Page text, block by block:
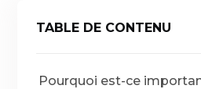
TABLE DE CONTENU
Pourquoi est-ce